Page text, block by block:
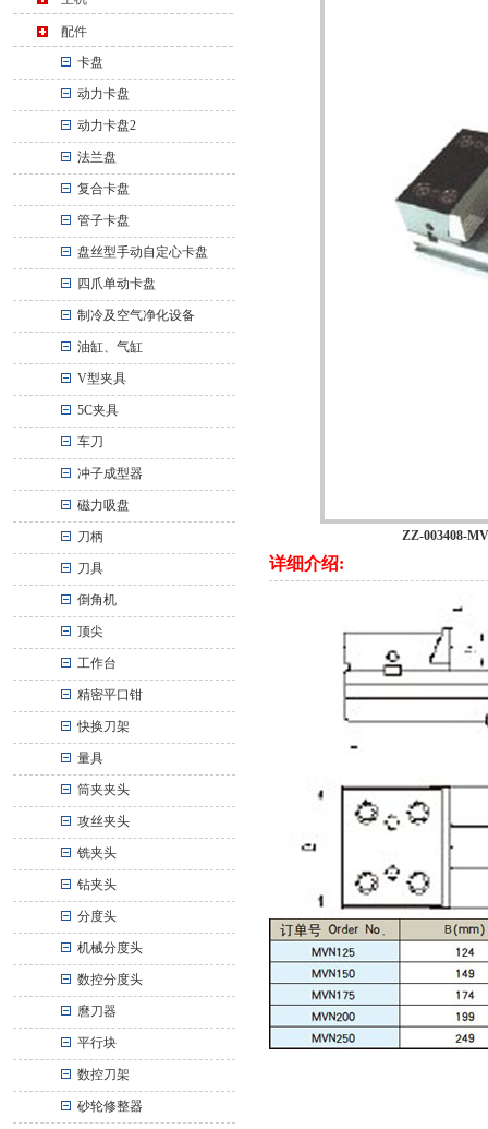
配件
卡盘
动力卡盘
动力卡盘2
法兰盘
复合卡盘
管子卡盘
盘丝型手动自定心卡盘
四爪单动卡盘
制冷及空气净化设备
油缸、气缸
V型夹具
5C夹具
车刀
冲子成型器
磁力吸盘
刀柄
刀具
倒角机
顶尖
工作台
精密平口钳
快换刀架
量具
筒夹夹头
攻丝夹头
铣夹头
钻夹头
分度头
机械分度头
数控分度头
麿刀器
平行块
数控刀架
砂轮修整器
ZZ-003408-
详细介绍: